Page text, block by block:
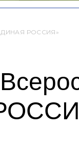
РОССИЯ»